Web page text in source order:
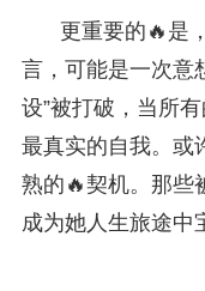
更重要的🔥是
言，可能是一次意
设”被打破，当所
最真实的自我。或
熟的🔥契机。那些
成为她人生旅途中